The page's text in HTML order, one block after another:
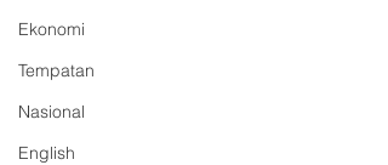
Ekonomi
Tempatan
Nasional
English